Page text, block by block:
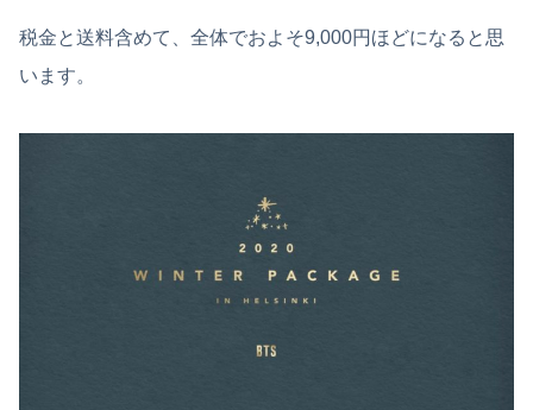
税金と送料含めて、全体でおよそ9,000円ほどになると思
います。